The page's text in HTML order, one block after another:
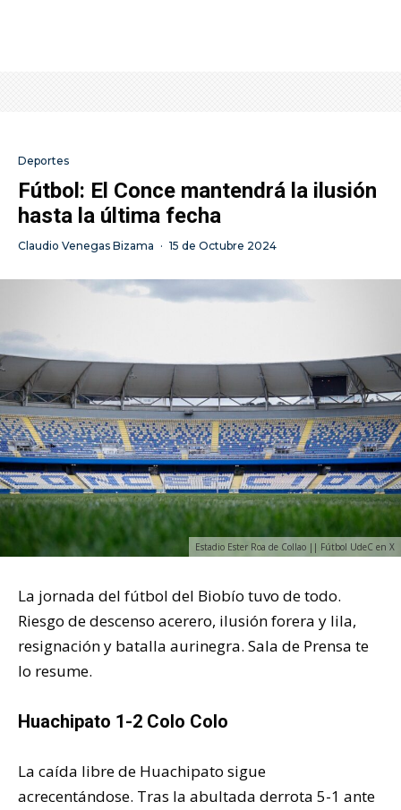
Deportes
Fútbol: El Conce mantendrá la ilusión
hasta la última fecha
Claudio Venegas Bizama · 15 de Octubre 2024
Estadio Ester Roa de Collao || Fútbol UdeC en X
La jornada del fútbol del Biobío tuvo de todo.
Riesgo de descenso acerero, ilusión forera y lila,
resignación y batalla aurinegra. Sala de Prensa te
lo resume.
Huachipato 1-2 Colo Colo
La caída libre de Huachipato sigue
acrecentándose. Tras la abultada derrota 5-1 ante